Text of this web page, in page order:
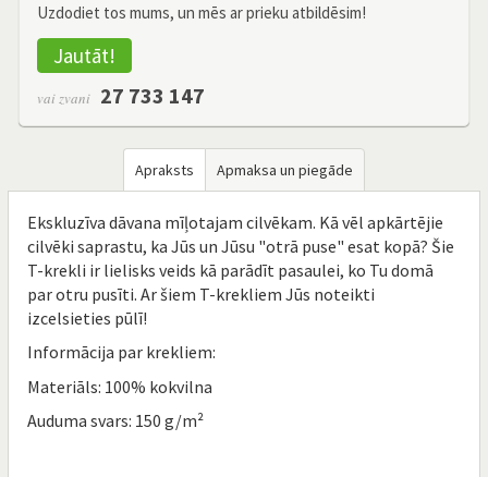
Uzdodiet tos mums, un mēs ar prieku atbildēsim!
Jautāt!
vai zvani 27 733 147
Apraksts Apmaksa un piegāde
Ekskluzīva dāvana mīļotajam cilvēkam. Kā vēl apkārtējie
cilvēki saprastu, ka Jūs un Jūsu "otrā puse" esat kopā? Šie
T-krekli ir lielisks veids kā parādīt pasaulei, ko Tu domā
par otru pusīti. Ar šiem T-krekliem Jūs noteikti
izcelsieties pūlī!
Informācija par krekliem:
Materiāls: 100% kokvilna
Auduma svars: 150 g/m²